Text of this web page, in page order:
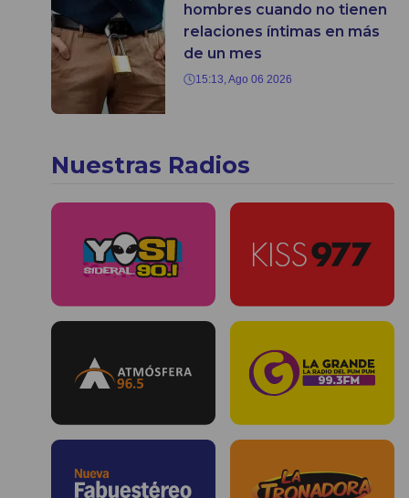
hombres cuando no tienen
relaciones íntimas en más
de un mes
15:13, Ago 06 2026
Nuestras Radios